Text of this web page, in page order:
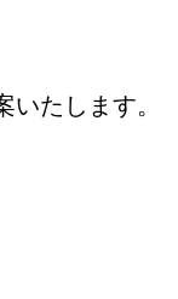
たします。